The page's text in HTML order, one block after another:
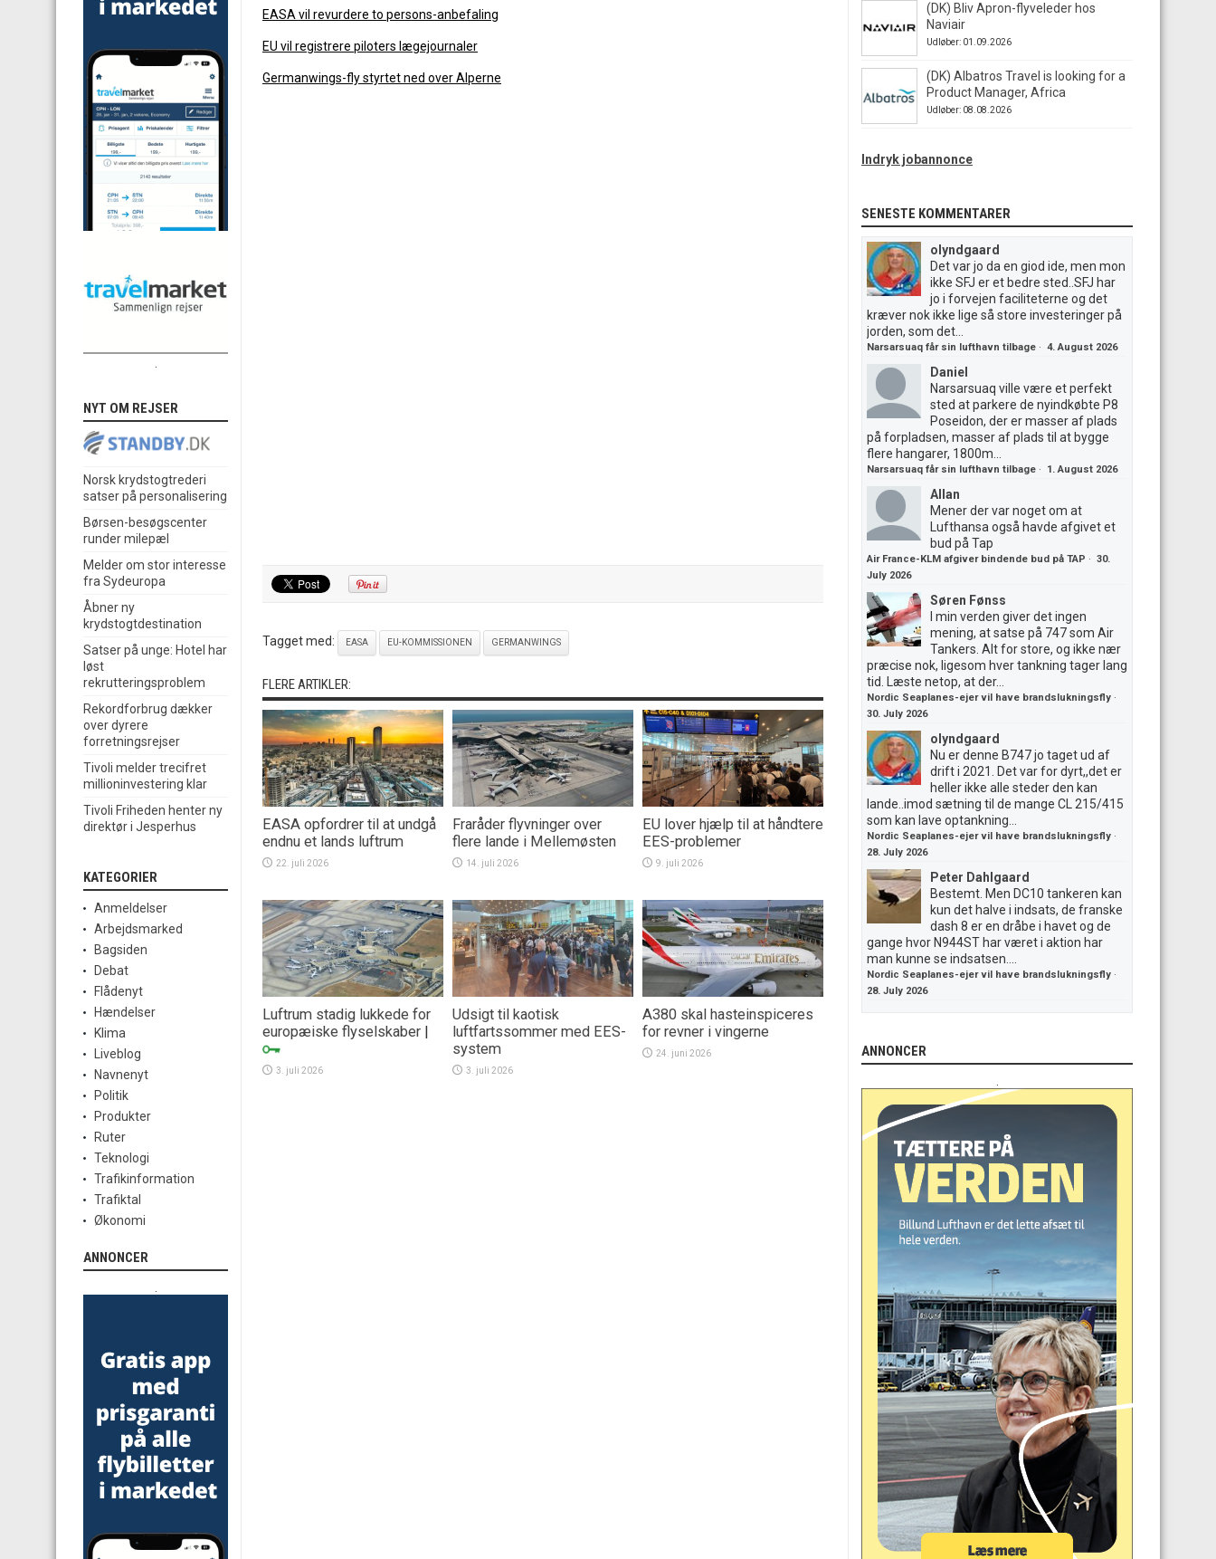
EASA vil revurdere to persons-anbefaling
EU vil registrere piloters lægejournaler
Germanwings-fly styrtet ned over Alperne
Tagget med: EASA EU-KOMMISSIONEN GERMANWINGS
FLERE ARTIKLER:
EASA opfordrer til at undgå
endnu et lands luftrum
22. juli 2026
Fraråder flyvninger over
flere lande i Mellemøsten
14. juli 2026
EU lover hjælp til at håndtere
EES-problemer
9. juli 2026
Luftrum stadig lukkede for
europæiske flyselskaber |
3. juli 2026
Udsigt til kaotisk
luftfartssommer med EES-
system
3. juli 2026
A380 skal hasteinspiceres
for revner i vingerne
24. juni 2026
NYT OM REJSER
Norsk krydstogtrederi
satser på personalisering
Børsen-besøgscenter
runder milepæl
Melder om stor interesse
fra Sydeuropa
Åbner ny
krydstogtdestination
Satser på unge: Hotel har
løst
rekrutteringsproblem
Rekordforbrug dækker
over dyrere
forretningsrejser
Tivoli melder trecifret
millioninvestering klar
Tivoli Friheden henter ny
direktør i Jesperhus
KATEGORIER
Anmeldelser
Arbejdsmarked
Bagsiden
Debat
Flådenyt
Hændelser
Klima
Liveblog
Navnenyt
Politik
Produkter
Ruter
Teknologi
Trafikinformation
Trafiktal
Økonomi
ANNONCER
(DK) Bliv Apron-flyveleder hos
Naviair
Udløber: 01.09.2026
(DK) Albatros Travel is looking for a
Product Manager, Africa
Udløber: 08.08.2026
Indryk jobannonce
SENESTE KOMMENTARER
olyndgaard
Det var jo da en giod ide, men mon
ikke SFJ er et bedre sted..SFJ har
jo i forvejen faciliteterne og det
kræver nok ikke lige så store investeringer på
jorden, som det...
Narsarsuaq får sin lufthavn tilbage · 4. August 2026
Daniel
Narsarsuaq ville være et perfekt
sted at parkere de nyindkøbte P8
Poseidon, der er masser af plads
på forpladsen, masser af plads til at bygge
flere hangarer, 1800m...
Narsarsuaq får sin lufthavn tilbage · 1. August 2026
Allan
Mener der var noget om at
Lufthansa også havde afgivet et
bud på Tap
Air France-KLM afgiver bindende bud på TAP · 30.
July 2026
Søren Fønss
I min verden giver det ingen
mening, at satse på 747 som Air
Tankers. Alt for store, og ikke nær
præcise nok, ligesom hver tankning tager lang
tid. Læste netop, at der...
Nordic Seaplanes-ejer vil have brandslukningsfly ·
30. July 2026
olyndgaard
Nu er denne B747 jo taget ud af
drift i 2021. Det var for dyrt,,det er
heller ikke alle steder den kan
lande..imod sætning til de mange CL 215/415
som kan lave optankning...
Nordic Seaplanes-ejer vil have brandslukningsfly ·
28. July 2026
Peter Dahlgaard
Bestemt. Men DC10 tankeren kan
kun det halve i indsats, de franske
dash 8 er en dråbe i havet og de
gange hvor N944ST har været i aktion har
man kunne se indsatsen....
Nordic Seaplanes-ejer vil have brandslukningsfly ·
28. July 2026
ANNONCER